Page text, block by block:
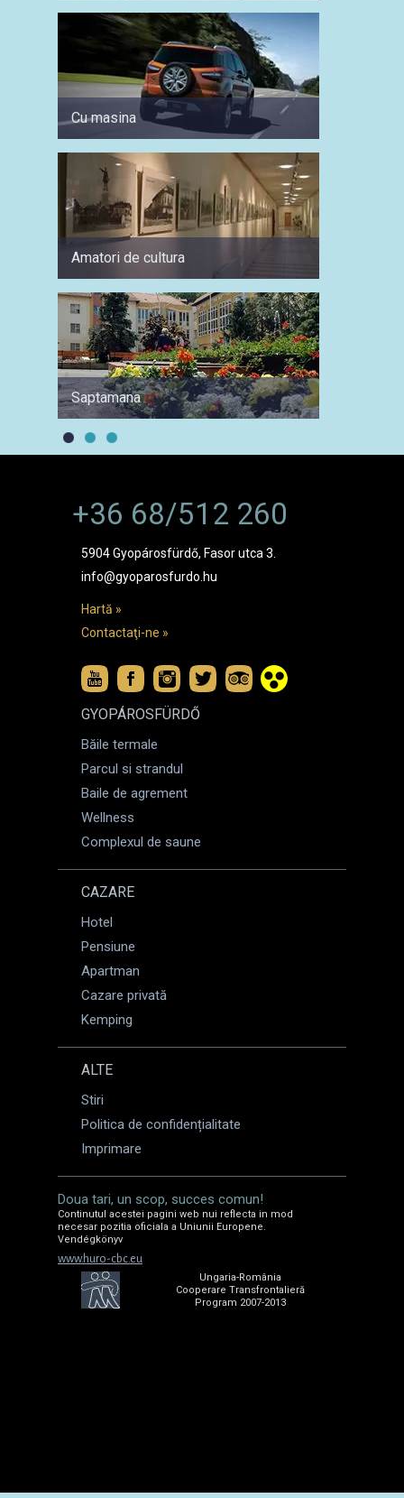
Cu masina
Amatori de cultura
Saptamana
+36 68/512 260
5904 Gyopárosfürdő, Fasor utca 3.
info@gyoparosfurdo.hu
Hartă »
Contactaţi-ne »
GYOPÁROSFÜRDŐ
Băile termale
Parcul si strandul
Baile de agrement
Wellness
Complexul de saune
CAZARE
Hotel
Pensiune
Apartman
Cazare privată
Kemping
ALTE
Stiri
Politica de confidențialitate
Imprimare
Doua tari, un scop, succes comun!
Continutul acestei pagini web nui reflecta in mod
necesar pozitia oficiala a Uniunii Europene.
Vendégkönyv
www.huro-cbc.eu
Ungaria-România
Cooperare Transfrontalieră
Program 2007-2013